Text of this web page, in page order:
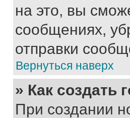
на это, вы
сообщениях,
отправки
Вернуться наверх
» Как создать
При создании